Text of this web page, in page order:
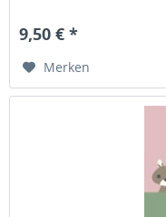
9,50 € *
Merken